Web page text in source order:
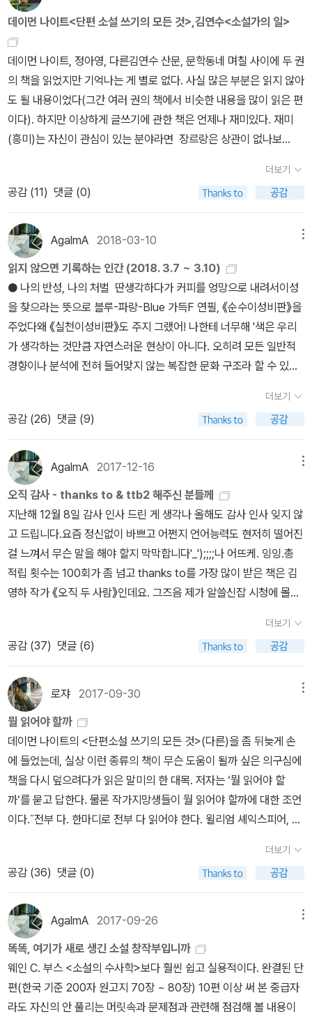
쓰기보다 소설 읽기보다 글쓰기 책이 재미있다. 그 어떤 책보다 집중
이 잘 된다. 이 책 표지에 '궁극의 소설 쓰기 바이블'이라는 소제목이
붙어있다. '궁극의' 까지는 아니더라도 꽤 유용하게 잘 정리된 것은 맞
다. 저세상, 천국에 계실 나이트에게 감사를 보낸다. 우습게도 언젠가
나도 늦은 나이에 문학에 뛰어든 늦깍이 문청들을 위한 소설쓰기 책
을 출간하고 싶다는 생각이 불현듯, 다짜고짜 들었다. 생각은 자유니
까, 말이다. 아무튼 이 책이 우리 스터디에 지대한 공헌을 하게 될지도
모르겠다. 작가는 사라져도 그의 책은 아직도, 앞으로도 이렇게 건재
데이먼 나이트<단편 소설 쓰기의 모든 것>,김연수<소설가의 일>
데이먼 나이트, 정아영, 다른김연수 산문, 문학동네 며칠 사이에 두 권
의 책을 읽었지만 기억나는 게 별로 없다. 사실 많은 부분은 읽지 않아
도 될 내용이었다(그간 여러 권의 책에서 비슷한 내용을 많이 읽은 편
이다). 하지만 이상하게 글쓰기에 관한 책은 언제나 재미있다. 재미
(흥미)는 자신이 관심이 있는 분야라면 장르랑은 상관이 없나보
쓰는 독자들을 겨냥한 텍스트라 두고두고 자신이 무엇을 헷갈리고 있
는지, 어느 지점에서 헤매고 있는지를 알기 위해 한쪽에 꽂아두고 뒤
적여 볼만한 책이다. 나는 플롯에 대한 이해가 부족한 것 같아 이 책을
구매했는데 그래도 플롯에 대한 확실한 이해에는 도달하지 못했다.
하지만 오히려 플롯에 얽매일 필요가 없다는, 내 나름의 확신은 이번
에도 견지된 편이다. 인물과 갈등이 있고 사건이 있다면, 그리고 이야
기의 도입과 전개, 절정과(이 전에 위기라는 것도 필요할 때가 있지
만) 결말만 제대로 개연성있게 연결된다면 그 자체가 플롯이라는 걸
알 것 같다. 나는 아무래도 미리 플롯을 짜고 분량을 정하고 에피소드
들을 하나하나 배치하는 식의 완전한 플롯을 천성상 좋아하지 않는
다. 오히려 한두 장 쓰다보면 그때부터 희미했던 이야기가 모습을 갖
추고 나타나는 식이다. 쓰면서 점점 이야기가 커져가고 의미가 만들
어진달까. 이런 작가들이 의외로 있다는 것에 위로를 받은 적이 있었
작자들에게 작가가 되는 비밀(비결)을 일러준다. 그런데 그런 작가 자
신의 노하우를 알려주는 것도 도움이 되지만 그의 평범하면서도 비범
하고 유쾌한 지적 수다는 에세이의 역할을 톡톡히 한다. 문장마다 김
연수의 재기가 반짝거리고 탁월한 필력이 독자를 맘대로 끌고 다닌
다. 솔직히 창작론적인 면에서는 아는 내용이라 내겐 김연수의 수다
스런 이야기들이 훨씬 더 재미있었다. 하지만 그래도, 뇌리에 새기고
자 밑줄을 그으며 읽은 부분도 있었다. 무엇보다 핍진성의 문제. 왜,
어떻게를 끊임없이 물으면서 이야기를 진전시키라는 것. 그리고 일인
말라는 충고. 작가는 자신 이외의 모든 인물을 이해할 수 있어야 한다
는 것. 정말 그럴 수 있다면 소설가는, 완전한 사람이 되든지 아니면
언제나 회의하면서 세상을 꿰뚫어보고 사람 하나하나에 관심을 가질
수 있어야 한다는 것. 쉽지 않은 일이고 오지랖 넓은 일이다. 한 인간
으로 산다는 건 '대충'으로는 어림없는 일이다. 그리고 작가로서 산다
는 건 그 이상으로 쉽지 않은 일이다. '타인을 이해할 수 없다는 걸 알
면서도, 거기에 가 닿을 수 없다는 걸 알면서도, 이해하려고, 가 닿으
려고 노력할 때, 그때 우리의 노력은 우리의 영혼에 새로운 문장을 쓰
기 시작할 것이다.'(262쪽)
더보기
공감 (11) 댓글 (0)
AgalmA 2018-03-10
읽지 않으면 기록하는 인간 (2018. 3.7 ~ 3.10)
● 나의 반성, 나의 처벌 딴생각하다가 커피를 엉망으로 내려서이성
을 찾으라는 뜻으로 블루-파랑-Blue 가득F 연필, 《순수이성비판》을
주었다왜 《실천이성비판》도 주지 그랬어! 나한테 너무해 '색은 우리
가 생각하는 것만큼 자연스러운 현상이 아니다. 오히려 모든 일반적
경향이나 분석에 전혀 들어맞지 않는 복잡한 문화 구조라 할 수 있
들은 미개인의 색으로, 중세 때는 따뜻한 색으로 취급했다. 즉 blue와
이성을 연결하는 것은 인습이고 지금 사회 현상이다. 왜 굳이... ●
쓸모없는, 쓸데없는 - 살구색 도서 찾기 그랜드 부다페스트 호텔 달
력 3월이 살구빛이길래 살구색 도서를 찾기 시작했다. 아아... 뭔가 하
기 싫을 때 나는 꼭 이런다. 유머나 연구해라! 피터 버크 <
지식의 사회사> 2제임스 왓슨 <이중나선>데이먼 나이트 <단편소설
쓰기의 모든 것>노엄 촘스키 & 미셸 푸코 <촘스키와 푸코, 인간의 본
성을 말하다>엘든 테일러 <무엇이 우리의 생각을 지배하는가>미겔
데 세르반테스 <돈키호테> 1마르셀 프루스트 <잃어버린 시간을 찾
아서> 3(꽃핀 소녀들의 그늘에서 1)루이스 캐럴 <이상한 나라의 앨
리스>정연연 <오늘 그녀가 웃는다>보들레르 <파리의 우울> ※ 사진
을 올리고 나니 빼먹은 게 많더군. 다시 찍기 귀찮다. 언젠가 또 올리
겠지.조던 엘런버그 <틀리지 않는 법>김이듬 <표류하는 흑발>존 치
읽기에서 나온 구판)<김종삼 전집> ● 절판 책 훑어보기 - 쇼
펜하우어 《세상을 보는 지혜》 자기계발, 처세술 책으로도 추천도서.
더러 중복되기도 하지만 여러 잠언, 철학적 성찰과 함께 《의지와 표상
으로서의 세계》까지 읽을 수 있는 책인데 동서 문화사에서 월드북 시
리즈로 나온 이 책도 어느새 품절, 절판 책이 되었다. 아쉬울 사람은
몇몇 뿐. '유리 같은 마음으로는 사람을 사귀기 어렵다''사람들은 돌려
말하면서 상대의 지능을 시험하거나 마음속을 들여다보려고 한다.''대
중이란 머리가 몇 천 개 달린 괴물이다''행복과 고통을 좌우하는 일에
다. 환상은 우리 앞에 하나의 형상을 드리운다. 이 형상은 우리의 기분
을 한층 더 무익한 쪽으로, 동시에 대개 고통스러운 방향으로 밀고 간
다. 그러므로 환상을 억누르라.''단점은 연인이 아니다 - 아무리 단점
을 피할 수 없는 게 인간의 운명이라도 그것을 자기 생의 반려자로 삼
거나 애인처럼 소중히 여길 필요는 없다. 총명한 사람의 경우 지성에
관련된 단점이 더 두드러져 보이기 쉽다. 그 사람이 자신의 단점을 모
르고 있기 때문이 아니라 그것에 애착을 갖고 있기 때문이다.''시간과
나는, 또 다른 시간 그리고 또 다른 나와 겨루고 있다.'(쇼펜하우어가
어디서 인용했는지 안 밝혔다) ● 2018년 3월 내가 산 책 * 현대
더보기
공감 (26) 댓글 (9)
AgalmA 2017-12-16
오직 감사 - thanks to & ttb2 해주신 분들께
지난해 12월 8일 감사 인사 드린 게 생각나 올해도 감사 인사 잊지 않
고 드립니다.요즘 정신없이 바쁘고 어쩐지 언어능력도 현저히 떨어진
걸 느껴서 무슨 말을 해야 할지 막막합니다'_');;;;나 어뜨케. 잉잉.총
적립 횟수는 100회가 좀 넘고 thanks to를 가장 많이 받은 책은 김
영하 작가 《오직 두 사람》인데요. 그즈음 제가 알쓸신잡 시청에 몰두
떨어진 걸 느껴서 정확한지는.... 김영하 작가 덕에 thanks to 많이
받은 게 썩 맘이 편하진 않네요. 제 리뷰가 누가 되지 않았길 바라
며... 아래는 thanks to를 받은 책.페이퍼와 ttb2로 적립해
주신 책은 어떤 건지 잘 모르겠어서 작년과 마찬가지로 여전히 답답
하네요;다시 한 번 감사드립니다. 모든 작가들에게도. 열심히 읽고 생
더보기
공감 (37) 댓글 (6)
로쟈 2017-09-30
뭘 읽어야 할까
데이먼 나이트의 <단편소설 쓰기의 모든 것>(다른)을 좀 뒤늦게 손
에 들었는데, 실상 이런 종류의 책이 무슨 도움이 될까 싶은 의구심에
책을 다시 덮으려다가 읽은 말미의 한 대목. 저자는 ‘뭘 읽어야 할
까‘를 묻고 답한다. 물론 작가지망생들이 뭘 읽어야 할까에 대한 조언
이다.˝전부 다. 한마디로 전부 다 읽어야 한다. 윌리엄 셰익스피어, 윌
도 읽는다. 그런데 전부 읽되 읽고 싶을 때만 읽는다.˝매우 당연하면
서도 전적으로 동감할 만한 충고다. 내용은 좀더 이어지는데 독서법
에 대한 현명한 충고를 담고 있다. 전부 읽되 절대로 꾸역꾸역 읽지는
말고 흥미가 동했을 때 읽으라는 것. 그래야 머리가 팽팽 돌아가고 뭐
라도 쓸 준비가 된다.읽는 거라면 나도 어디 가서 빠지지 않는데 윌리
엄 깁슨은 독서 이력에서 빠져 있다. 저자가 SF작가라서 깁슨을 치켜
세운 면도 있겠지만 ‘전부 다‘ 읽는다는 차원에 목록에 올려놓는다.
아, 억지로 읽을 필요는 없다고 했지...
더보기
공감 (36) 댓글 (0)
AgalmA 2017-09-26
똑똑, 여기가 새로 생긴 소설 창작부입니까
웨인 C. 부스 <소설의 수사학>보다 훨씬 쉽고 실용적이다. 완결된 단
편(한국 기준 200자 원고지 70장 ~ 80장) 10편 이상 써 본 중급자
라도 자신의 안 풀리는 머릿속과 문제점과 관련해 점검해 볼 내용이